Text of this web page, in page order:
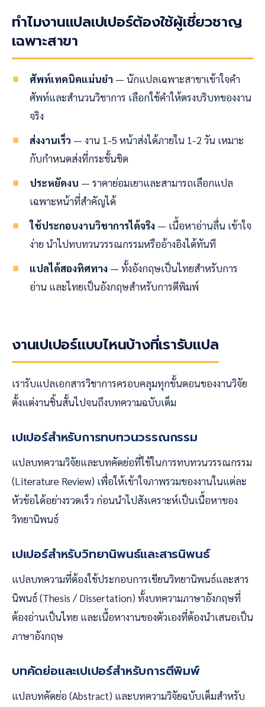
ทำไมงานแปลเปเปอร์ต้องใช้ผู้เชี่ยวชาญ
เฉพาะสาขา
ศัพท์เทคนิคแม่นยำ — นักแปลเฉพาะสาขาเข้าใจคำ
ศัพท์และสำนวนวิชาการ เลือกใช้คำให้ตรงบริบทของงาน
จริง
ส่งงานเร็ว — งาน 1-5 หน้าส่งได้ภายใน 1-2 วัน เหมาะ
กับกำหนดส่งที่กระชั้นชิด
ประหยัดงบ — ราคาย่อมเยาและสามารถเลือกแปล
เฉพาะหน้าที่สำคัญได้
ใช้ประกอบงานวิชาการได้จริง — เนื้อหาอ่านลื่น เข้าใจ
ง่าย นำไปทบทวนวรรณกรรมหรืออ้างอิงได้ทันที
แปลได้สองทิศทาง — ทั้งอังกฤษเป็นไทยสำหรับการ
อ่าน และไทยเป็นอังกฤษสำหรับการตีพิมพ์
งานเปเปอร์แบบไหนบ้างที่เรารับแปล
เรารับแปลเอกสารวิชาการครอบคลุมทุกขั้นตอนของงานวิจัย
ตั้งแต่งานชิ้นสั้นไปจนถึงบทความฉบับเต็ม
เปเปอร์สำหรับการทบทวนวรรณกรรม
แปลบทความวิจัยและบทคัดย่อที่ใช้ในการทบทวนวรรณกรรม
(Literature Review) เพื่อให้เข้าใจภาพรวมของงานในแต่ละ
หัวข้อได้อย่างรวดเร็ว ก่อนนำไปสังเคราะห์เป็นเนื้อหาของ
วิทยานิพนธ์
เปเปอร์สำหรับวิทยานิพนธ์และสารนิพนธ์
แปลบทความที่ต้องใช้ประกอบการเขียนวิทยานิพนธ์และสาร
นิพนธ์ (Thesis / Dissertation) ทั้งบทความภาษาอังกฤษที่
ต้องอ่านเป็นไทย และเนื้อหางานของตัวเองที่ต้องนำเสนอเป็น
ภาษาอังกฤษ
บทคัดย่อและเปเปอร์สำหรับการตีพิมพ์
แปลบทคัดย่อ (Abstract) และบทความวิจัยฉบับเต็มสำหรับ